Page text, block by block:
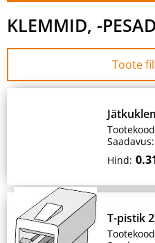
KLEMMID, -PESAD
Toote
Hind:
T-pistik